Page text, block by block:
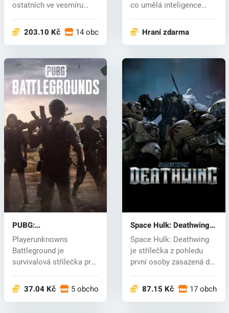
ostatních ve vesmíru
203.10 Kč 14 obchodech
co umělá inteligence
Hraní zdarma
PUBG:
BATTLEGROUNDS (PC)
key
Playerunknowns
Battleground je
survivalová střílečka pro
37.04 Kč 5 obchodech
Space Hulk: Deathwing
(PC) CD key
Space Hulk: Deathwing
je střílečka z pohledu
první osoby zasazená do
87.15 Kč 17